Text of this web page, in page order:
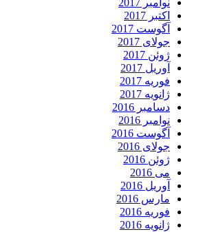
نوامبر 2017
اکتبر 2017
آگوست 2017
جولای 2017
ژوئن 2017
آوریل 2017
فوریه 2017
ژانویه 2017
دسامبر 2016
نوامبر 2016
آگوست 2016
جولای 2016
ژوئن 2016
می 2016
آوریل 2016
مارس 2016
فوریه 2016
ژانویه 2016